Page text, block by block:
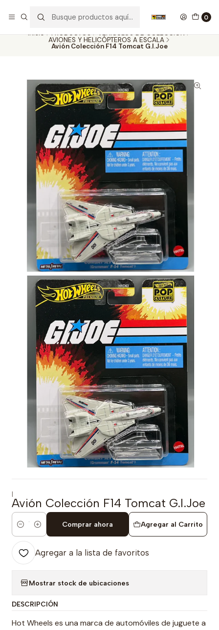
0
Inicio PRODUCTOS
VEHÍCULOS DE COLECCIÓN
AVIONES Y HELICÓPTEROS A ESCALA
Avión Colección F14 Tomcat G.I.Joe
|
Avión Colección F14 Tomcat G.I.Joe
Cantidad
Agregar al Carrito
Comprar ahora
Agregar a la lista de favoritos
Mostrar stock de ubicaciones
DESCRIPCIÓN
Hot Wheels es una marca de automóviles de juguete a